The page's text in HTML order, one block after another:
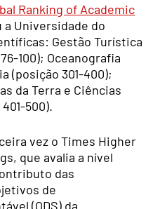
Ranking of Academic
a Universidade do
Gestão Turística
100); Oceanografia
(posição 301-400);
da Terra e Ciências
500).
vez o Times Higher
que avalia a nível
das
de
(ODS) da